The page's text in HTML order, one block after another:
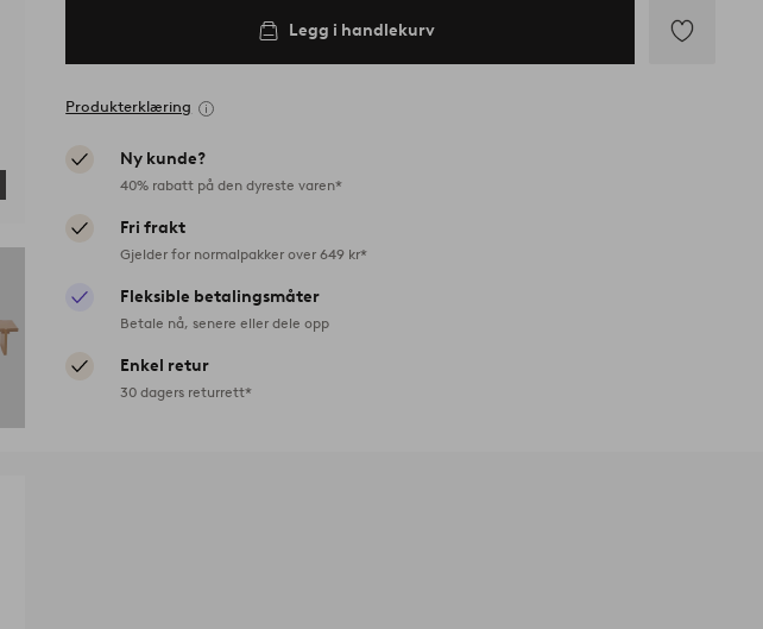
Legg i handlekurv
Produkterklæring
Ny kunde?
40% rabatt på den dyreste varen*
Fri frakt
Gjelder for normalpakker over 649 kr*
Fleksible betalingsmåter
Betale nå, senere eller dele opp
Enkel retur
30 dagers returrett*